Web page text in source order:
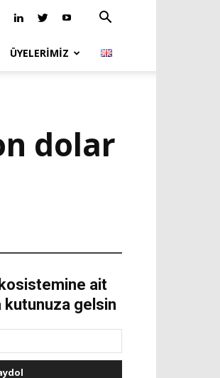
ÜYELERIMIZ
dolar
ait
kutunuza gelsin